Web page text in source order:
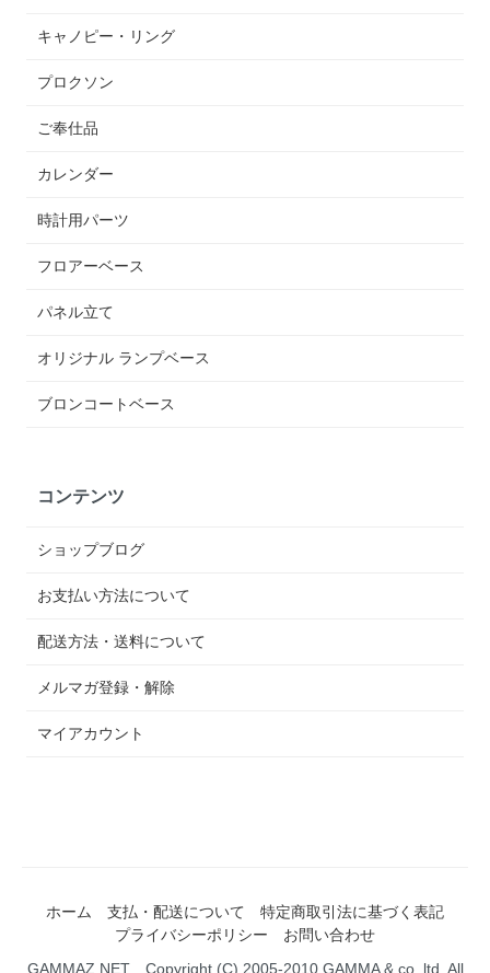
キャノピー・リング
プロクソン
ご奉仕品
カレンダー
時計用パーツ
フロアーベース
パネル立て
オリジナル ランプベース
ブロンコートベース
コンテンツ
ショップブログ
お支払い方法について
配送方法・送料について
メルマガ登録・解除
マイアカウント
ホーム 支払・配送について
特定商取引法に基づく表記
プライバシーポリシー
お問い合わせ
GAMMAZ.NET Copyright (C) 2005-2010 GAMMA & co.,ltd. All